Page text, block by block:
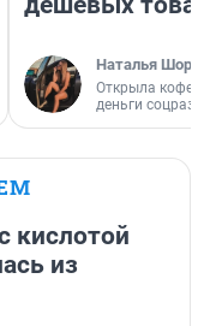
Наталья
Открыла
деньги
кислотой
из